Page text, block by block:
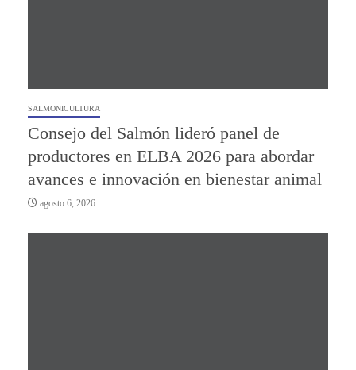
SALMONICULTURA
Consejo del Salmón lideró panel de
productores en ELBA 2026 para abordar
avances e innovación en bienestar animal
agosto 6, 2026